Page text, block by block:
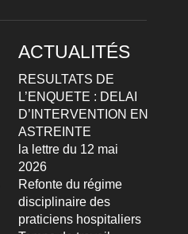
ACTUALITÉS
RESULTATS DE
L’ENQUETE : DELAI
D’INTERVENTION EN
ASTREINTE
la lettre du 12 mai
2026
Refonte du régime
disciplinaire des
praticiens hospitaliers